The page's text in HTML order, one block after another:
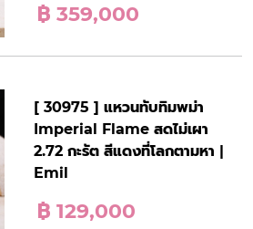
฿ 359,000
[ 30975 ] แหวนทับทิมพม่า
Imperial Flame สดไม่เผา
2.72 กะรัต สีแดงที่โลกตามหา |
Emil
฿ 129,000